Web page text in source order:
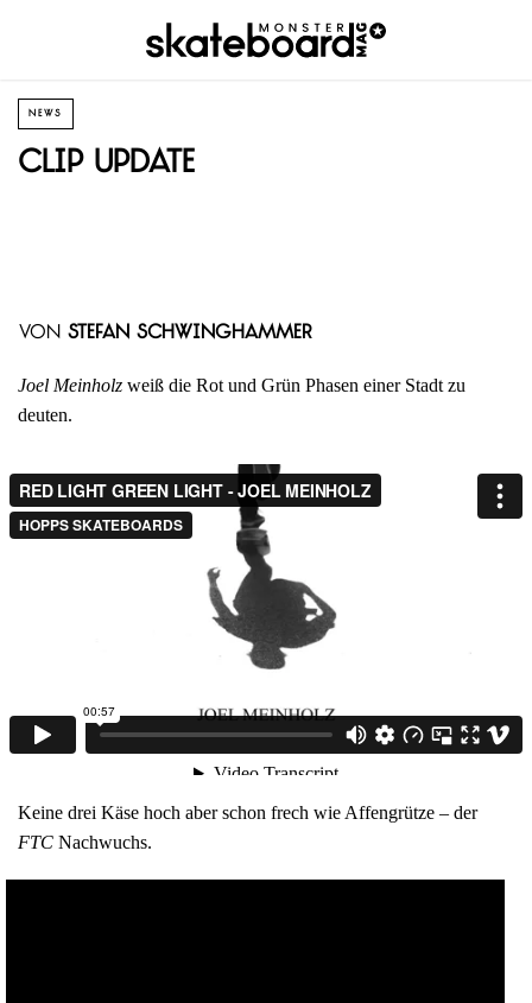
NEWS
Clip Update
von Stefan Schwinghammer
Joel Meinholz weiß die Rot und Grün Phasen einer Stadt zu
deuten.
Keine drei Käse hoch aber schon frech wie Affengrütze – der
FTC Nachwuchs.